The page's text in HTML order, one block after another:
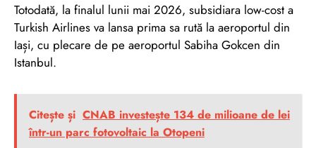
Totodată, la finalul lunii mai 2026, subsidiara low-cost a
Turkish Airlines va lansa prima sa rută la aeroportul din
Iași, cu plecare de pe aeroportul Sabiha Gokcen din
Istanbul.
Citește și CNAB investește 134 de milioane de lei
într-un parc fotovoltaic la Otopeni